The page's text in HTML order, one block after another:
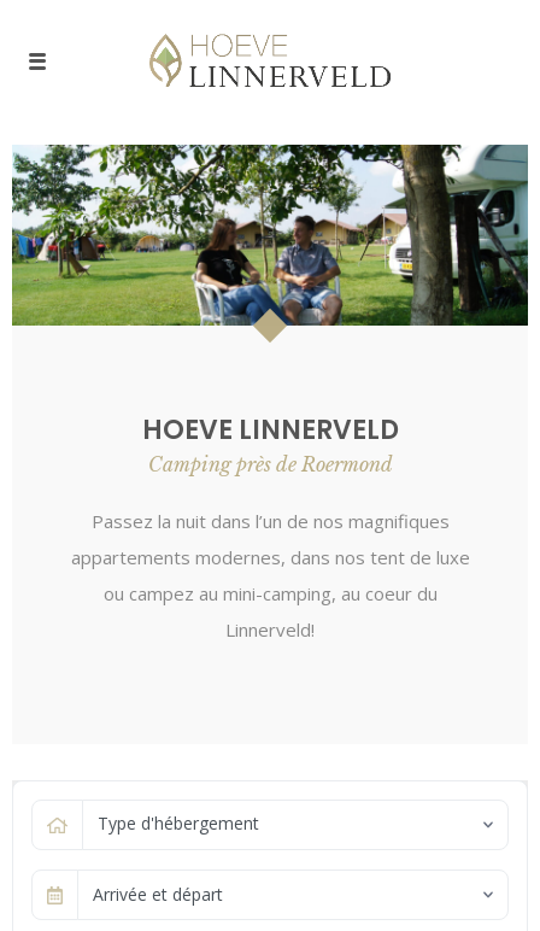
HOEVE LINNERVELD
Camping près de Roermond
Passez la nuit dans l’un de nos magnifiques
appartements modernes, dans nos tent de luxe
ou campez au mini-camping, au coeur du
Linnerveld!
Type d'hébergement
Arrivée et départ